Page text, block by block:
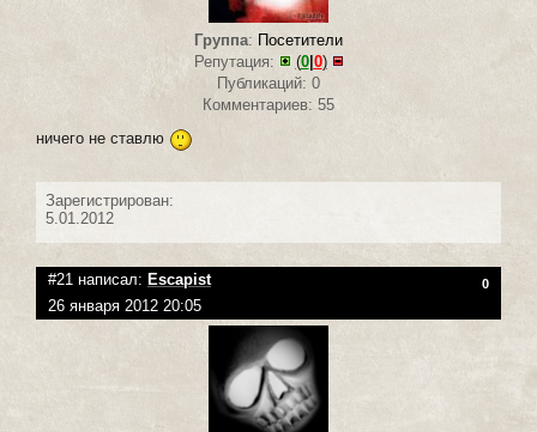
Группа: Посетители
Репутация:
(0| 0)
Публикаций: 0
Комментариев: 55
ничего не ставлю
Зарегистрирован:
5.01.2012
#21 написал: Escapist 0
26 января 2012 20:05